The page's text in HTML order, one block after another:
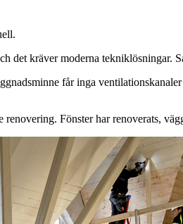
det kräver moderna tekniklösningar.
får inga
Fönster har renoverats,